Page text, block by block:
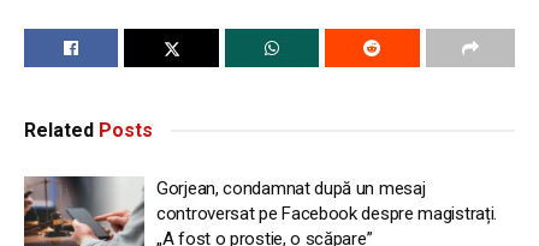
Related Posts
Gorjean, condamnat după un mesaj
controversat pe Facebook despre magistrați.
„A fost o prostie, o scăpare”